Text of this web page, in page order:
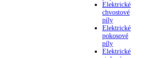
Elektrické
chvostové
píly
Elektrické
pokosové
píly
Elektrické